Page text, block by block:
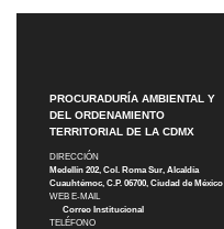
PROCURADURÍA AMBIENTAL Y
DEL ORDENAMIENTO
TERRITORIAL DE LA CDMX
DIRECCIÓN
Medellín 202, Col. Roma Sur, Alcaldía
Cuauhtémoc, C.P. 06700, Ciudad de México
WEB E-MAIL
Correo Institucional
TELÉFONO